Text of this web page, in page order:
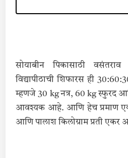
सोयाबीन पिकासाठी
विद्यापीठाची शिफारस ही
म्हणजे 30 kg नत्र, 60 kg स्फुरद
आवश्यक आहे. आणि हेच प्रमाण
आणि पालाश किलोग्राम प्रती